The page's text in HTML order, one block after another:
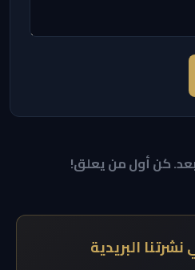
بعد. كن أول من يعلق!
البريدية